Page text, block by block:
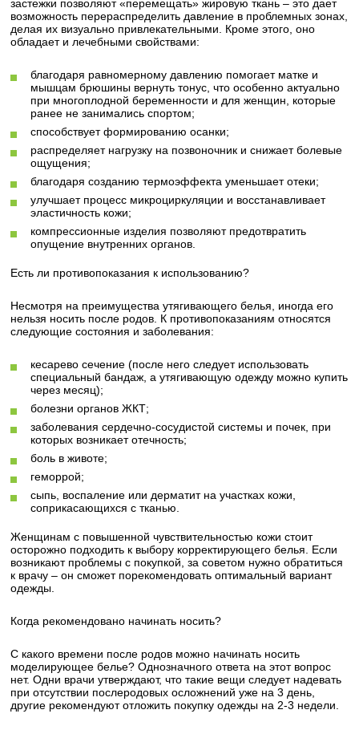
застежки позволяют «перемещать» жировую ткань – это дает
возможность перераспределить давление в проблемных зонах,
делая их визуально привлекательными. Кроме этого, оно
обладает и лечебными свойствами:
благодаря равномерному давлению помогает матке и
мышцам брюшины вернуть тонус, что особенно актуально
при многоплодной беременности и для женщин, которые
ранее не занимались спортом;
способствует формированию осанки;
распределяет нагрузку на позвоночник и снижает болевые
ощущения;
благодаря созданию термоэффекта уменьшает отеки;
улучшает процесс микроциркуляции и восстанавливает
эластичность кожи;
компрессионные изделия позволяют предотвратить
опущение внутренних органов.
Есть ли противопоказания к использованию?
Несмотря на преимущества утягивающего белья, иногда его
нельзя носить после родов. К противопоказаниям относятся
следующие состояния и заболевания:
кесарево сечение (после него следует использовать
специальный бандаж, а утягивающую одежду можно купить
через месяц);
болезни органов ЖКТ;
заболевания сердечно-сосудистой системы и почек, при
которых возникает отечность;
боль в животе;
геморрой;
сыпь, воспаление или дерматит на участках кожи,
соприкасающихся с тканью.
Женщинам с повышенной чувствительностью кожи стоит
осторожно подходить к выбору корректирующего белья. Если
возникают проблемы с покупкой, за советом нужно обратиться
к врачу – он сможет порекомендовать оптимальный вариант
одежды.
Когда рекомендовано начинать носить?
С какого времени после родов можно начинать носить
моделирующее белье? Однозначного ответа на этот вопрос
нет. Одни врачи утверждают, что такие вещи следует надевать
при отсутствии послеродовых осложнений уже на 3 день,
другие рекомендуют отложить покупку одежды на 2-3 недели.